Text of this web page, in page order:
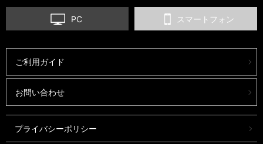
PC スマートフォン
ご利用ガイド
お問い合わせ
プライバシーポリシー